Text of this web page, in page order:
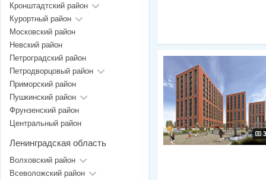
Кронштадтский район
Курортный район
Московский район
Невский район
Петроградский район
Петродворцовый район
Приморский район
Пушкинский район
Фрунзенский район
Центральный район
Ленинградская область
Волховский район
Всеволожский район